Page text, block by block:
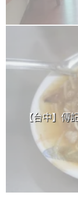
【台中】傳